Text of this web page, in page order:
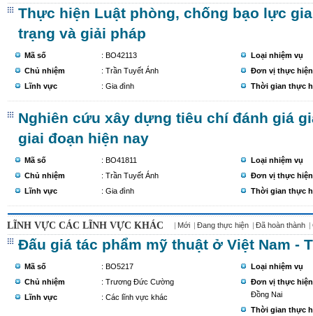
Thực hiện Luật phòng, chống bạo lực
trạng và giải pháp
Mã số
: BO42113
Chủ nhiệm
: Trần Tuyết Ánh
Lĩnh vực
: Gia đình
Loại nhiệm vụ
Đơn vị thực hiện
Thời gian thực
Nghiên cứu xây dựng tiêu chí đánh giá
giai đoạn hiện nay
Mã số
: BO41811
Chủ nhiệm
: Trần Tuyết Ánh
Lĩnh vực
: Gia đình
Loại nhiệm vụ
Đơn vị thực hiện
Thời gian thực
LĨNH VỰC CÁC LĨNH VỰC KHÁC Mới Đang thực hiện Đã hoàn thành
Đấu giá tác phẩm mỹ thuật ở Việt Nam -
Mã số
: BO5217
Chủ nhiệm
: Trương Đức Cường
Lĩnh vực
: Các lĩnh vực khác
Loại nhiệm vụ
Đơn vị thực hiện
Đồng Nai
Thời gian thực